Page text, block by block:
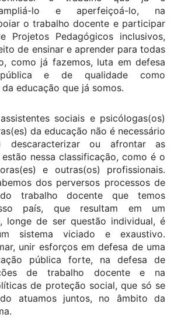
lo e aperfeiçoá-lo, na
o trabalho docente e participar
Projetos Pedagógicos inclusivos,
de ensinar e aprender para todas
como já fazemos, luta em defesa
e de qualidade como
educação que já somos.
sociais e psicólogas(os)
da educação não é necessário
descaracterizar ou afrontar as
nessa classificação, como é o
e outras(os) profissionais.
dos perversos processos de
do trabalho docente que temos
país, que resultam em um
longe de ser questão individual, é
sistema viciado e exaustivo.
unir esforços em defesa de uma
pública forte, na defesa de
de trabalho docente e na
de proteção social, que só se
atuamos juntos, no âmbito da